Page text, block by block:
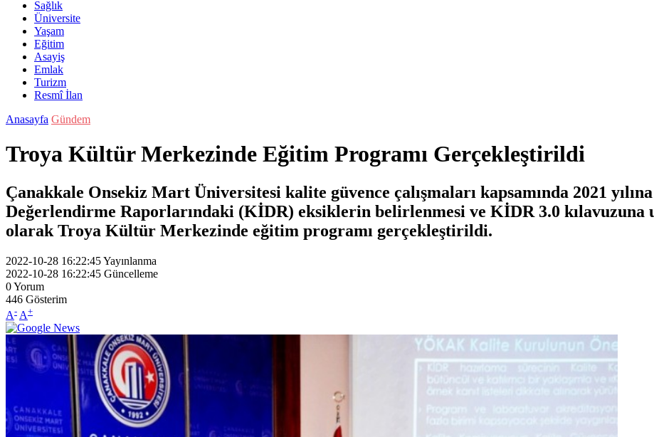
Sağlık
Üniversite
Yaşam
Eğitim
Asayiş
Emlak
Turizm
Resmî İlan
Anasayfa Gündem
Troya Kültür Merkezinde Eğitim Programı Gerçekleştirildi
Çanakkale Onsekiz Mart Üniversitesi kalite güvence çalışmaları kapsamında 2021
Değerlendirme Raporlarındaki (KİDR) eksiklerin belirlenmesi ve KİDR 3.0 kılavuzuna
olarak Troya Kültür Merkezinde eğitim programı gerçekleştirildi.
2022-10-28 16:22:45Yayınlanma
2022-10-28 16:22:45 Güncelleme
0Yorum
446 Gösterim
A- A+